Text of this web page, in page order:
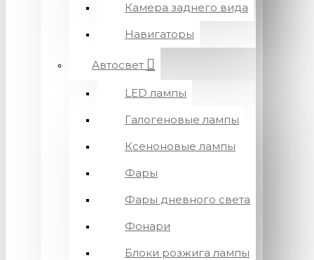
Камера заднего вида
Навигаторы
Автосвет
LED лампы
Галогеновые лампы
Ксеноновые лампы
Фары
Фары дневного света
Фонари
Блоки розжига лампы